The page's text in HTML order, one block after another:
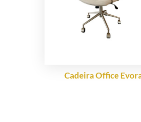
Cadeira Office